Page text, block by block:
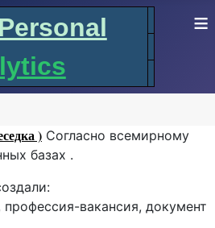
Personal
≡
) Согласно всемирному
базах .
вакансия, документ